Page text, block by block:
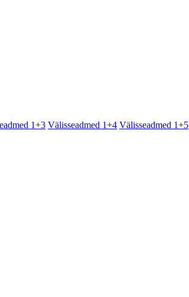
1+3 Välisseadmed 1+4 Välisseadmed 1+5